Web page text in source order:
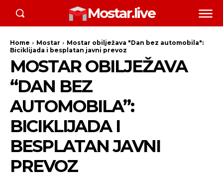
Mostar.live
Home Mostar
Mostar obilježava "Dan bez automobila":
Biciklijada i besplatan javni prevoz
MOSTAR OBILJEŽAVA
“DAN BEZ
AUTOMOBILA”:
BICIKLIJADA I
BESPLATAN JAVNI
PREVOZ